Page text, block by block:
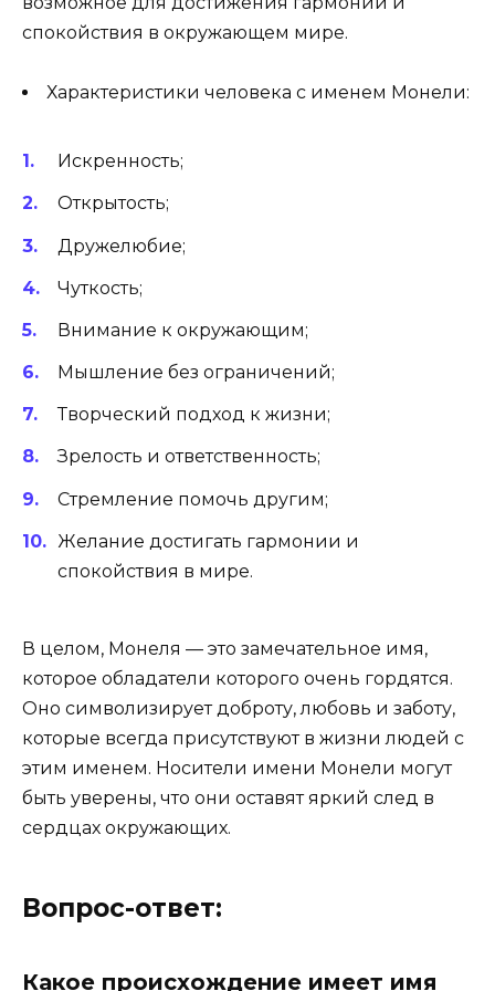
спокойствия в окружающем мире.
Характеристики человека с именем Монели:
Искренность;
Открытость;
Дружелюбие;
Чуткость;
Внимание к окружающим;
Мышление без ограничений;
Творческий подход к жизни;
Зрелость и ответственность;
Стремление помочь другим;
Желание достигать гармонии и
спокойствия в мире.
В целом, Монеля — это замечательное имя,
которое обладатели которого очень гордятся.
Оно символизирует доброту, любовь и заботу,
которые всегда присутствуют в жизни людей с
этим именем. Носители имени Монели могут
быть уверены, что они оставят яркий след в
сердцах окружающих.
Вопрос-ответ:
Какое происхождение имеет имя